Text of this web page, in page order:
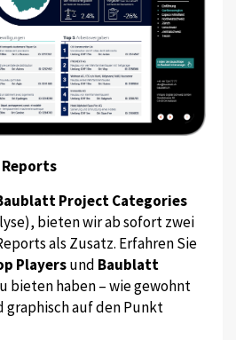
Project Categories
bieten wir ab sofort zwei
als Zusatz. Erfahren Sie
Playersund Baublatt
bieten haben – wie gewohnt
auf den Punkt